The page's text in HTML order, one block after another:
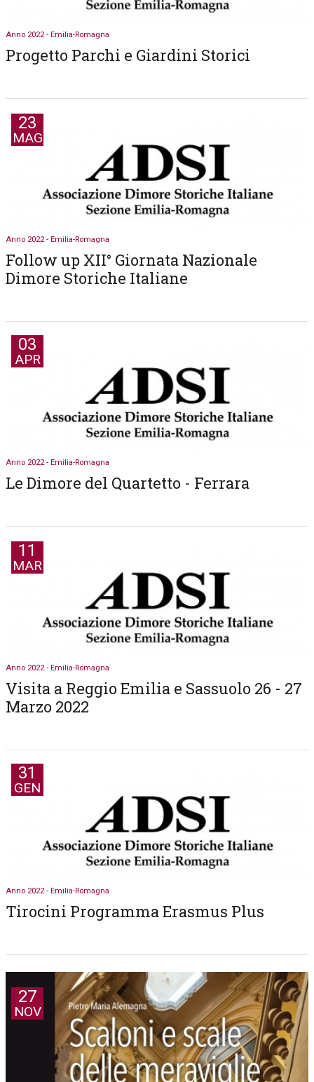
Anno 2022 - Emilia-Romagna
Progetto Parchi e Giardini Storici
23
MAG
Anno 2022 - Emilia-Romagna
Follow up XII° Giornata Nazionale
Dimore Storiche Italiane
03
APR
Anno 2022 - Emilia-Romagna
Le Dimore del Quartetto - Ferrara
11
MAR
Anno 2022 - Emilia-Romagna
Visita a Reggio Emilia e Sassuolo 26 - 27
Marzo 2022
31
GEN
Anno 2022 - Emilia-Romagna
Tirocini Programma Erasmus Plus
27
NOV